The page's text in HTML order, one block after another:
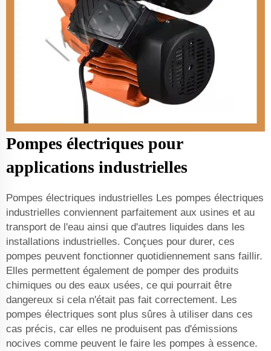
Pompes électriques pour
applications industrielles
Pompes électriques industrielles Les pompes électriques
industrielles conviennent parfaitement aux usines et au
transport de l'eau ainsi que d'autres liquides dans les
installations industrielles. Conçues pour durer, ces
pompes peuvent fonctionner quotidiennement sans faillir.
Elles permettent également de pomper des produits
chimiques ou des eaux usées, ce qui pourrait être
dangereux si cela n'était pas fait correctement. Les
pompes électriques sont plus sûres à utiliser dans ces
cas précis, car elles ne produisent pas d'émissions
nocives comme peuvent le faire les pompes à essence.